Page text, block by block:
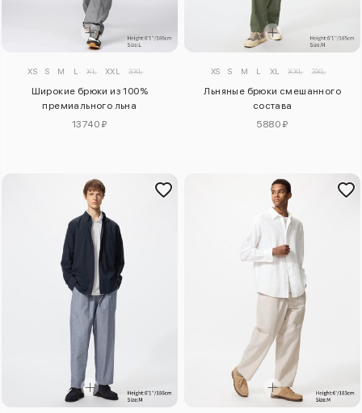
XS S M L XL XXL 3XL
Широкие брюки из 100%
премиального льна
13740 ₽
XS S M L XL XXL 3XL
Льняные брюки смешанного
состава
5880 ₽